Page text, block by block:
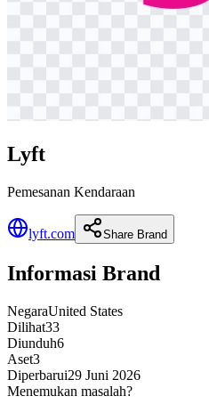
Lyft
Pemesanan Kendaraan
lyft.com Share Brand
Informasi Brand
NegaraUnited States
Dilihat33
Diunduh6
Aset3
Diperbarui29 Juni 2026
Menemukan masalah?